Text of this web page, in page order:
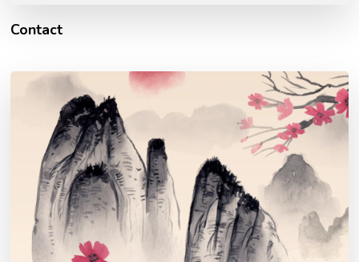
Contact